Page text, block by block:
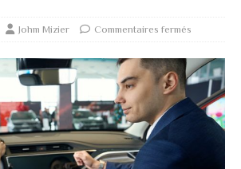
Johm Mizier Commentaires fermés